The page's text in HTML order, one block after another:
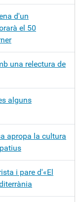
d'un
el 50
una relectura de
alguns
apropa la cultura
i pare d'«El